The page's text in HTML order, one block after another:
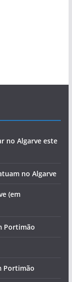
no Algarve este
no Algarve
(em
Portimão
Portimão